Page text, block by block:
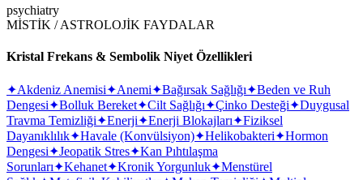
psychiatry
MİSTİK / ASTROLOJİK FAYDALAR
Kristal Frekans & Sembolik Niyet Özellikleri
✦Akdeniz Anemisi✦Anemi✦Bağırsak Sağlığı✦Beden ve Ruh
Dengesi✦Bolluk Bereket✦Cilt Sağlığı✦Çinko Desteği✦Duygusal
Travma Temizliği✦Enerji✦Enerji Blokajları✦Fiziksel
Dayanıklılık✦Havale (Konvülsiyon)✦Helikobakteri✦Hormon
Dengesi✦Jeopatik Stres✦Kan Pıhtılaşma
Sorunları✦Kehanet✦Kronik Yorgunluk✦Menstürel